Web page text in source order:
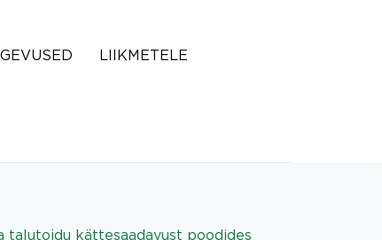
LIIKMETELE
talutoidu kättesaadavust poodides